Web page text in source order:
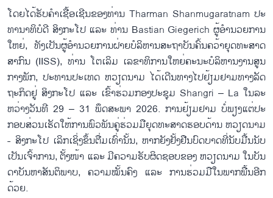
ໂດຍ​ໄດ້​ຮັບ​ຄຳ​ເຊື​້ອ​ເຊີນ​ຂອງ​ທ່ານ Tharman Shanmugaratnam ປະ​
ທາ​ນາ​ທິ​ບໍ​ດີ ສິງກ​ະ​ໂປ ແລະ ທ່ານ Bastian Giegerich ຜູ້​ອຳ​ນວຍ​ການ​
ໃຫຍ່, ທັງ​ເປັນ​ຜູ້​ອຳ​ນວຍ​ການ​ຝ່າຍ​ບໍ​ລິ​ຫານ​ສະ​ຖາ​ບັນ​ຄົ້ນ​ຄວ້າ​ຍຸດ​ທະ​ສາດ​
ສາ​ກົນ (IISS), ທ່ານ ໂຕ​ເລິມ ເລ​ຂາ​ທິ​ການ​ໃຫຍ່ຄະ​ນະ​ບໍ​ລິ​ຫານ​ງານ​ສູນ​
ກາງ​ພັກ, ປະ​ທານ​ປະ​ເທດ ຫວຽດ​ນາມ ໄດ້​ເດີນ​ທາງ​ໄປ​ຢ້ຽມ​ຢາມ​ທາງ​ລັດ​
ຖະ​ກິດ​ຢູ່ ສິງ​ກະ​ໂປ ແລະ ເຂົ້າ​ຮ່ວມ​ກອງ​ປະ​ຊຸມ​ Shangri – La ໃນ​ລະ​
ຫວ່າງວັນ​ທີ 29 – 31 ພຶດ​ສະ​ພາ 2026. ການ​ຢ້ຽມ​ຢາມ ບໍ່​ພຽງ​ແຕ່​ປະ​
ກອບ​ສ່ວນ​ເຮັດ​ໃຫ້​ການ​ພົວ​ພັນ​ຄູ່​ຮ່ວມ​ມື​ຍຸດ​ທະ​ສາດ​ຮອບ​ດ້ານ ຫວຽດ​ນາມ
- ສິງ​ກະ​ໂປ ເລິກ​ເຊິ່ງ​ຂຶ້ນ​ຕື່ມເທົ່າ​ນັ້ນ, ຫາກ​ຍັງ​ຢັ້ງ​ຢື​ນ​ບົດ​ບາດ​ທີ່ນັບ​ມື້ນ​ນັບ​
ເປັນ​ເຈົ້າ​ການ, ຕັ້ງ​ໜ້າ ແລະ ມີ​ຄວາມ​ຮັບ​ຜິດ​ຊອບ​ຂອງ ຫວຽດ​ນາມ ໃນ​ບັນ​
ດາ​ບັນ​ຫາ​ສັນ​ຕິ​ພາບ, ຄວາມ​ໝັ້ນ​ຄົງ ແລະ ການ​ຮ່ວມ​ມື​ໃນ​ພາກ​ພື້ນອີກ​
ດ້ວຍ.